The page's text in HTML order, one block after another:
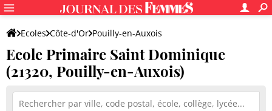
Ecoles Côte-d'Or Pouilly-en-Auxois
Ecole Primaire Saint Dominique
Ecole Primaire Saint Dominique
(21320, Pouilly-en-Auxois)